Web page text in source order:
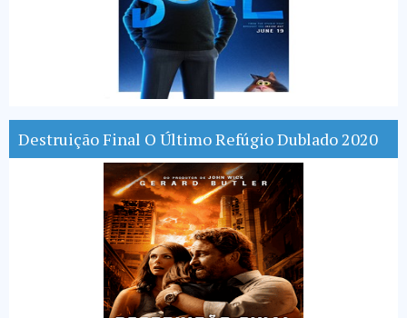
Destruição Final O Último Refúgio Dublado 2020